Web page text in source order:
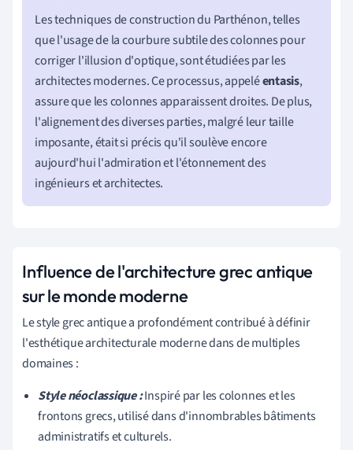
Les techniques de construction du Parthénon, telles
que l'usage de la courbure subtile des colonnes pour
corriger l'illusion d'optique, sont étudiées par les
architectes modernes. Ce processus, appeléentasis,
assure que les colonnes apparaissent droites. De plus,
l'alignement des diverses parties, malgré leur taille
imposante, était si précis qu'il soulève encore
aujourd'hui l'admiration et l'étonnement des
ingénieurs et architectes.
Influence de l'architecture grec antique
sur le monde moderne
Le style grec antique a profondément contribué à définir
l'esthétique architecturale moderne dans de multiples
domaines :
Style néoclassique :Inspiré par les colonnes et les
frontons grecs, utilisé dans d'innombrables bâtiments
administratifs et culturels.